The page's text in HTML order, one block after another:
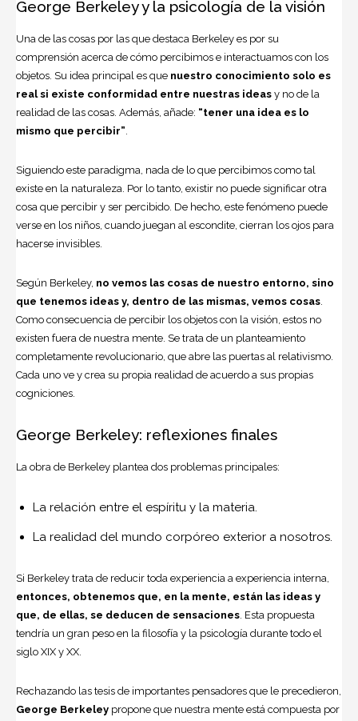
George Berkeley y la psicología de la visión
Una de las cosas por las que destaca Berkeley es por su
comprensión acerca de cómo percibimos e interactuamos con los
objetos. Su idea principal es que nuestro conocimiento solo es
real si existe conformidad entre nuestras ideas y no de la
realidad de las cosas. Además, añade: “tener una idea es lo
mismo que percibir”.
Siguiendo este paradigma, nada de lo que percibimos como tal
existe en la naturaleza. Por lo tanto, existir no puede significar otra
cosa que percibir y ser percibido. De hecho, este fenómeno puede
verse en los niños, cuando juegan al escondite, cierran los ojos para
hacerse invisibles.
Según Berkeley, no vemos las cosas de nuestro entorno, sino
que tenemos ideas y, dentro de las mismas, vemos cosas.
Como consecuencia de percibir los objetos con la visión, estos no
existen fuera de nuestra mente. Se trata de un planteamiento
completamente revolucionario, que abre las puertas al relativismo.
Cada uno ve y crea su propia realidad de acuerdo a sus propias
cogniciones.
George Berkeley: reflexiones finales
La obra de Berkeley plantea dos problemas principales:
La relación entre el espíritu y la materia.
La realidad del mundo corpóreo exterior a nosotros.
Si Berkeley trata de reducir toda experiencia a experiencia interna,
entonces, obtenemos que, en la mente, están las ideas y
que, de ellas, se deducen de sensaciones. Esta propuesta
tendría un gran peso en la filosofía y la psicología durante todo el
siglo XIX y XX.
Rechazando las tesis de importantes pensadores que le precedieron,
George Berkeley propone que nuestra mente está compuesta por